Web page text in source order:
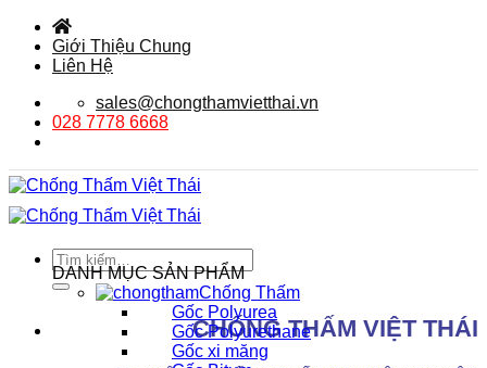
qua
Giới Thiệu Chung
Liên Hệ
sales@chongthamvietthai.vn
028 7778 6668
Tìm
kiếm:
CHỐNG THẤM VIỆT THÁI
DANH MỤC SẢN PHẨM
Chống Thấm
Gốc Polyurea
Gốc Polyurethane
Gốc xi măng